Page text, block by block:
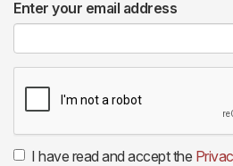
Enter your email address
I have read and accept the